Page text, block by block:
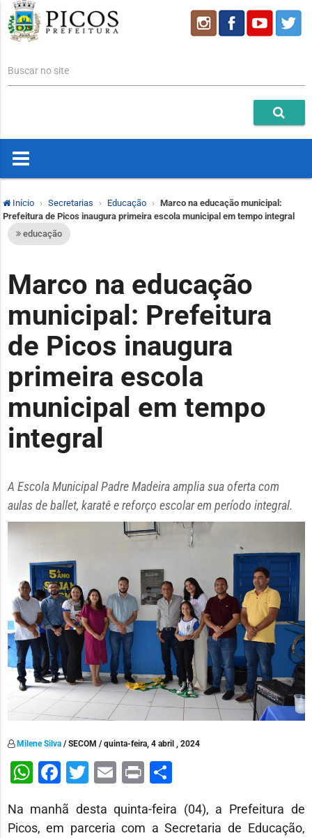
Buscar no site
Início Secretarias Educação
Marco na educação municipal:
Prefeitura de Picos inaugura primeira escola municipal em tempo integral
educação
Marco na educação
municipal: Prefeitura
de Picos inaugura
primeira escola
municipal em tempo
integral
A Escola Municipal Padre Madeira amplia sua oferta com
aulas de ballet, karatê e reforço escolar em período integral.
Milene Silva/ SECOM / quinta-feira, 4 abril , 2024
WhatsApp
Facebook
Twitter
Email
PrintShare
Na manhã desta quinta-feira (04), a Prefeitura de
Picos, em parceria com a Secretaria de Educação,